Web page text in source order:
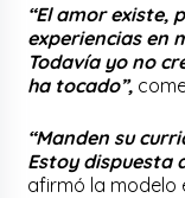
“El amor existe,
experiencias en
Todavía yo no
ha tocado”,
“Manden su
Estoy dispuesta
afirmó la modelo